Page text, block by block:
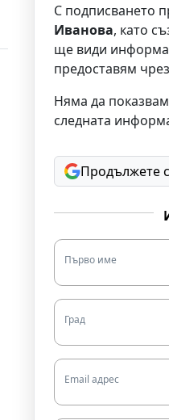
С подписването
Иванова, като
ще види
предоставям
Няма да
следната
Продължете
Първо име
Град
Email адрес